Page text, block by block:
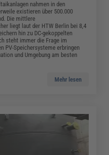
nahmen in den
existieren über 500.000
Die mittlere
liegt laut der HTW Berlin bei 8,4
hin zu DC-gekoppelten
steht immer die Frage im
PV-Speichersysteme erbringen
und Umgebung am besten
Mehr lesen